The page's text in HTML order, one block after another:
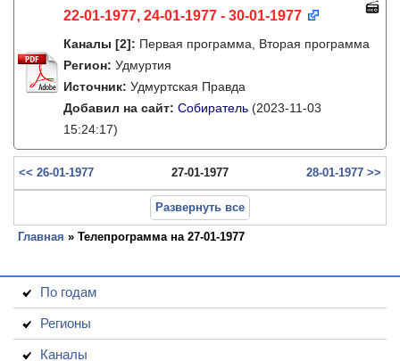
22-01-1977, 24-01-1977 - 30-01-1977
Каналы [2]: Первая программа, Вторая программа
Регион: Удмуртия
Источник: Удмуртская Правда
Добавил на сайт: Собиратель (2023-11-03
15:24:17)
<< 26-01-1977 27-01-1977 28-01-1977 >>
Развернуть все
Главная » Телепрограмма на 27-01-1977
По годам
Регионы
Каналы